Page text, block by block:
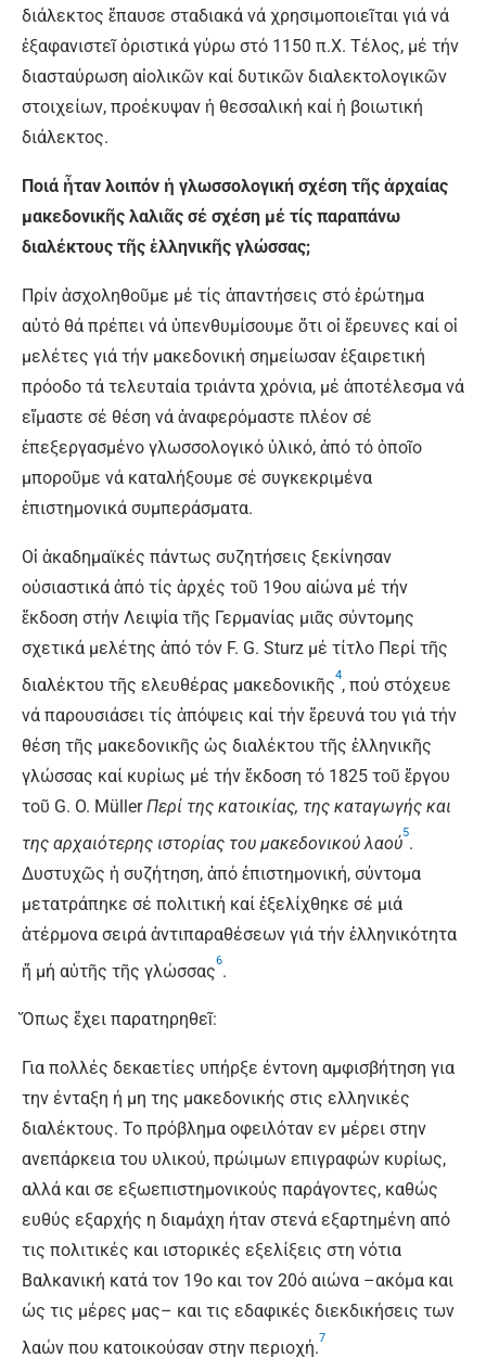
διάλεκτος ἔπαυσε σταδιακά νά χρησιμοποιεῖται γιά νά
ἐξαφανιστεῖ ὁριστικά γύρω στό 1150 π.Χ. Τέλος, μέ τήν
διασταύρωση αἰολικῶν καί δυτικῶν διαλεκτολογικῶν
στοιχείων, προέκυψαν ἡ θεσσαλική καί ἡ βοιωτική
διάλεκτος.
Ποιά ἦταν λοιπόν ἡ γλωσσολογική σχέση τῆς ἀρχαίας
μακεδονικῆς λαλιᾶς σέ σχέση μέ τίς παραπάνω
διαλέκτους τῆς ἑλληνικῆς γλώσσας;
Πρίν ἀσχοληθοῦμε μέ τίς ἀπαντήσεις στό ἐρώτημα
αὐτό θά πρέπει νά ὑπενθυμίσουμε ὅτι οἱ ἔρευνες καί οἱ
μελέτες γιά τήν μακεδονική σημείωσαν ἐξαιρετική
πρόοδο τά τελευταία τριάντα χρόνια, μέ ἀποτέλεσμα νά
εἴμαστε σέ θέση νά ἀναφερόμαστε πλέον σέ
ἐπεξεργασμένο γλωσσολογικό ὑλικό, ἀπό τό ὁποῖο
μποροῦμε νά καταλήξουμε σέ συγκεκριμένα
ἐπιστημονικά συμπεράσματα.
Οἱ ἀκαδημαϊκές πάντως συζητήσεις ξεκίνησαν
οὐσιαστικά ἀπό τίς ἀρχές τοῦ 19ου αἰώνα μέ τήν
ἔκδοση στήν Λειψία τῆς Γερμανίας μιᾶς σύντομης
σχετικά μελέτης ἀπό τόν F. G. Sturz μέ τίτλο Περί τῆς
διαλέκτου τῆς ελευθέρας μακεδονικῆς
4
, πού στόχευε
νά παρουσιάσει τίς ἀπόψεις καί τήν ἔρευνά του γιά τήν
θέση τῆς μακεδονικῆς ὡς διαλέκτου τῆς ἑλληνικῆς
γλώσσας καί κυρίως μέ τήν ἔκδοση τό 1825 τοῦ ἔργου
τοῦ G. O. MüllerΠερί της κατοικίας, της καταγωγής και
της αρχαιότερης ιστορίας του μακεδονικού λαού
5
.
Δυστυχῶς ἡ συζήτηση, ἀπό ἐπιστημονική, σύντομα
μετατράπηκε σέ πολιτική καί ἐξελίχθηκε σέ μιά
ἀτέρμονα σειρά ἀντιπαραθέσεων γιά τήν ἑλληνικότητα
ἤ μή αὐτῆς τῆς γλώσσας
6
.
Ὅπως ἔχει παρατηρηθεῖ:
Για πολλές δεκαετίες υπήρξε έντονη αμφισβήτηση για
την ένταξη ή μη της μακεδονικής στις ελληνικές
διαλέκτους. Το πρόβλημα οφειλόταν εν μέρει στην
ανεπάρκεια του υλικού, πρώιμων επιγραφών κυρίως,
αλλά και σε εξωεπιστημονικούς παράγοντες, καθώς
ευθύς εξαρχής η διαμάχη ήταν στενά εξαρτημένη από
τις πολιτικές και ιστορικές εξελίξεις στη νότια
Bαλκανική κατά τον 19ο και τον 20ό αιώνα –ακόμα και
ώς τις μέρες μας– και τις εδαφικές διεκδικήσεις των
λαών που κατοικούσαν στην περιοχή.
7